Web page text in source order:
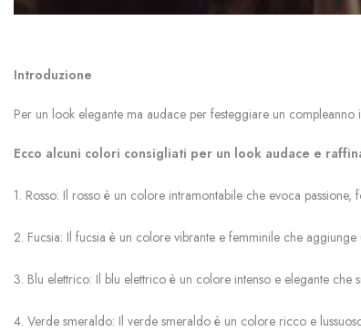
Introduzione
Per un look elegante ma audace per festeggiare un
Ecco alcuni colori consigliati per un look audace e
1. Rosso: Il rosso è un colore intramontabile che evoca
2. Fucsia: Il fucsia è un colore vibrante e femminile che
3. Blu elettrico: Il blu elettrico è un colore intenso e elegante
4. Verde smeraldo: Il verde smeraldo è un colore ricco e